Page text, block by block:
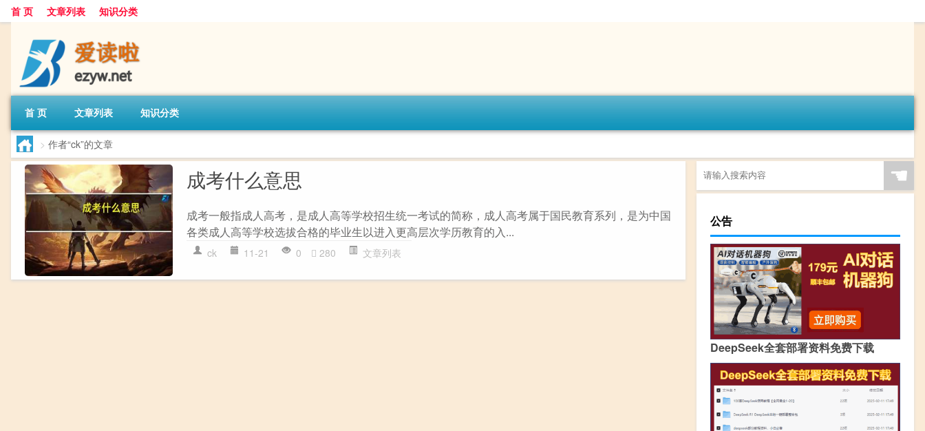
首 页 文章列表 知识分类
首 页 文章列表 知识分类
> 作者“ck”的文章
成考什么意思
成考一般指成人高考，是成人高等学校招生统一考试的简称，成人高考属于国民教育系列，是为中国
各类成人高等学校选拔合格的毕业生以进入更高层次学历教育的入...
ck 11-21 0 280 文章列表
☚
公告
DeepSeek全套部署资料免费下载